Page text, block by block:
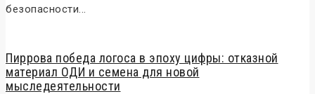
безопасности...
Пиррова победа логоса в эпоху цифры: отказной
материал ОДИ и семена для новой
мыследеятельности